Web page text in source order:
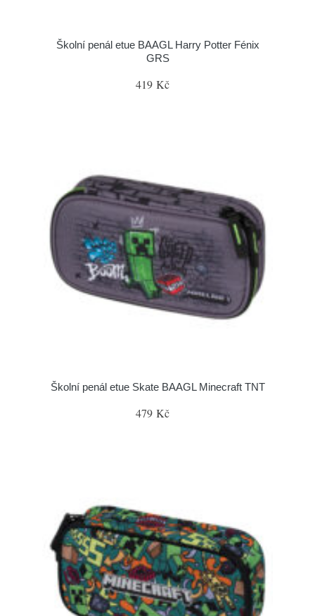
Školní penál etue BAAGL Harry Potter Fénix
GRS
419 Kč
Školní penál etue Skate BAAGL Minecraft TNT
479 Kč